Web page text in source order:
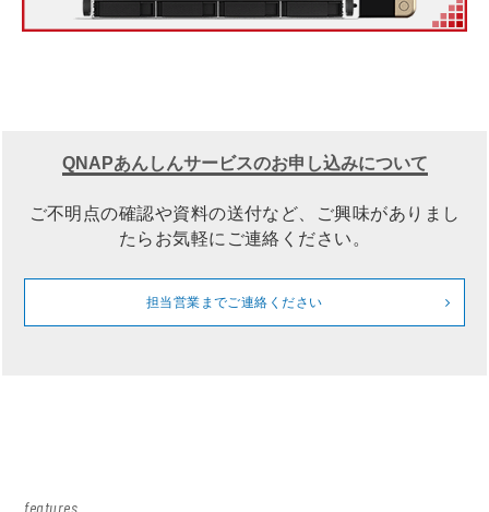
QNAPあんしんサービスのお申し込みについて
ご不明点の確認や資料の送付など、ご興味がありまし
たらお気軽にご連絡ください。
担当営業までご連絡ください
features